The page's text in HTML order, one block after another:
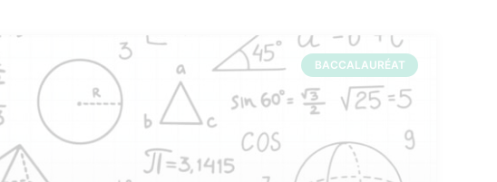
BACCALAURÉAT